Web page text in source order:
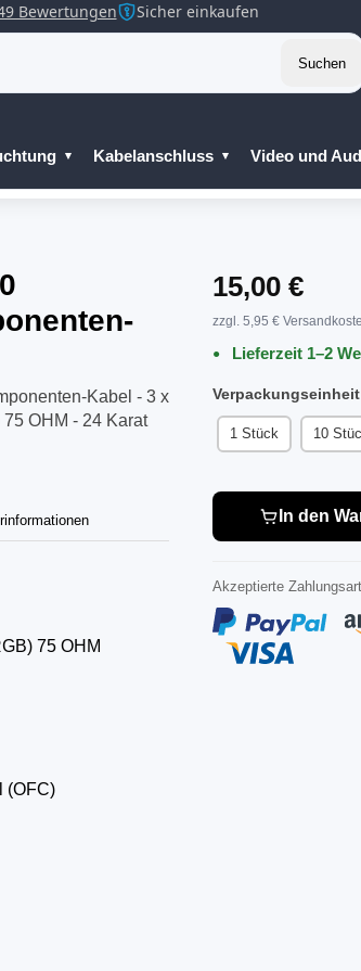
Bewertungen Sicher einkaufen
Suchen
Kabelanschluss Video und
Kabel - 3 x
OHM - 24 Karat
75 OHM
(OFC)
15,00 €
zzgl. 5,95 €
Lieferzeit 1–2
Verpackungseinheit
1 Stück 10
In den
Akzeptierte